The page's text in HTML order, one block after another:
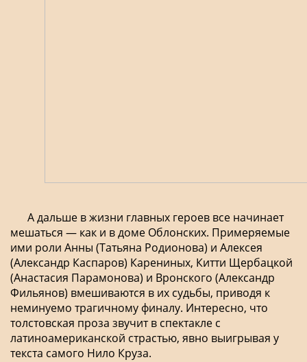
А дальше в жизни главных героев все начинает
мешаться — как и в доме Облонских. Примеряемые
ими роли Анны (Татьяна Родионова) и Алексея
(Александр Каспаров) Карениных, Китти Щербацкой
(Анастасия Парамонова) и Вронского (Александр
Фильянов) вмешиваются в их судьбы, приводя к
неминуемо трагичному финалу. Интересно, что
толстовская проза звучит в спектакле с
латиноамериканской страстью, явно выигрывая у
текста самого Нило Круза.